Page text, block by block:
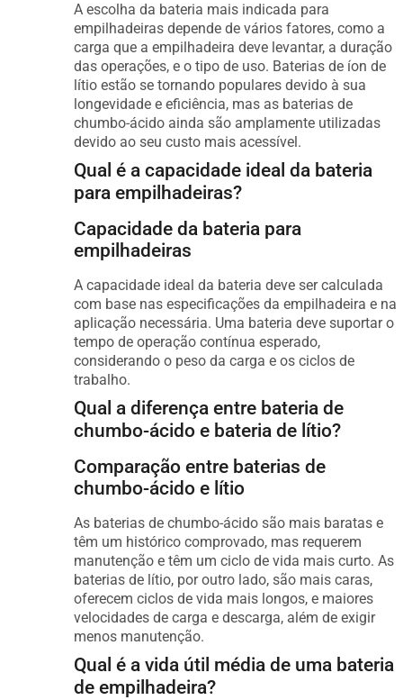
A escolha da bateria mais indicada para
empilhadeiras depende de vários fatores, como a
carga que a empilhadeira deve levantar, a duração
das operações, e o tipo de uso. Baterias de íon de
lítio estão se tornando populares devido à sua
longevidade e eficiência, mas as baterias de
chumbo-ácido ainda são amplamente utilizadas
devido ao seu custo mais acessível.
Qual é a capacidade ideal da bateria
para empilhadeiras?
Capacidade da bateria para
empilhadeiras
A capacidade ideal da bateria deve ser calculada
com base nas especificações da empilhadeira e na
aplicação necessária. Uma bateria deve suportar o
tempo de operação contínua esperado,
considerando o peso da carga e os ciclos de
trabalho.
Qual a diferença entre bateria de
chumbo-ácido e bateria de lítio?
Comparação entre baterias de
chumbo-ácido e lítio
As baterias de chumbo-ácido são mais baratas e
têm um histórico comprovado, mas requerem
manutenção e têm um ciclo de vida mais curto. As
baterias de lítio, por outro lado, são mais caras,
oferecem ciclos de vida mais longos, e maiores
velocidades de carga e descarga, além de exigir
menos manutenção.
Qual é a vida útil média de uma bateria
de empilhadeira?